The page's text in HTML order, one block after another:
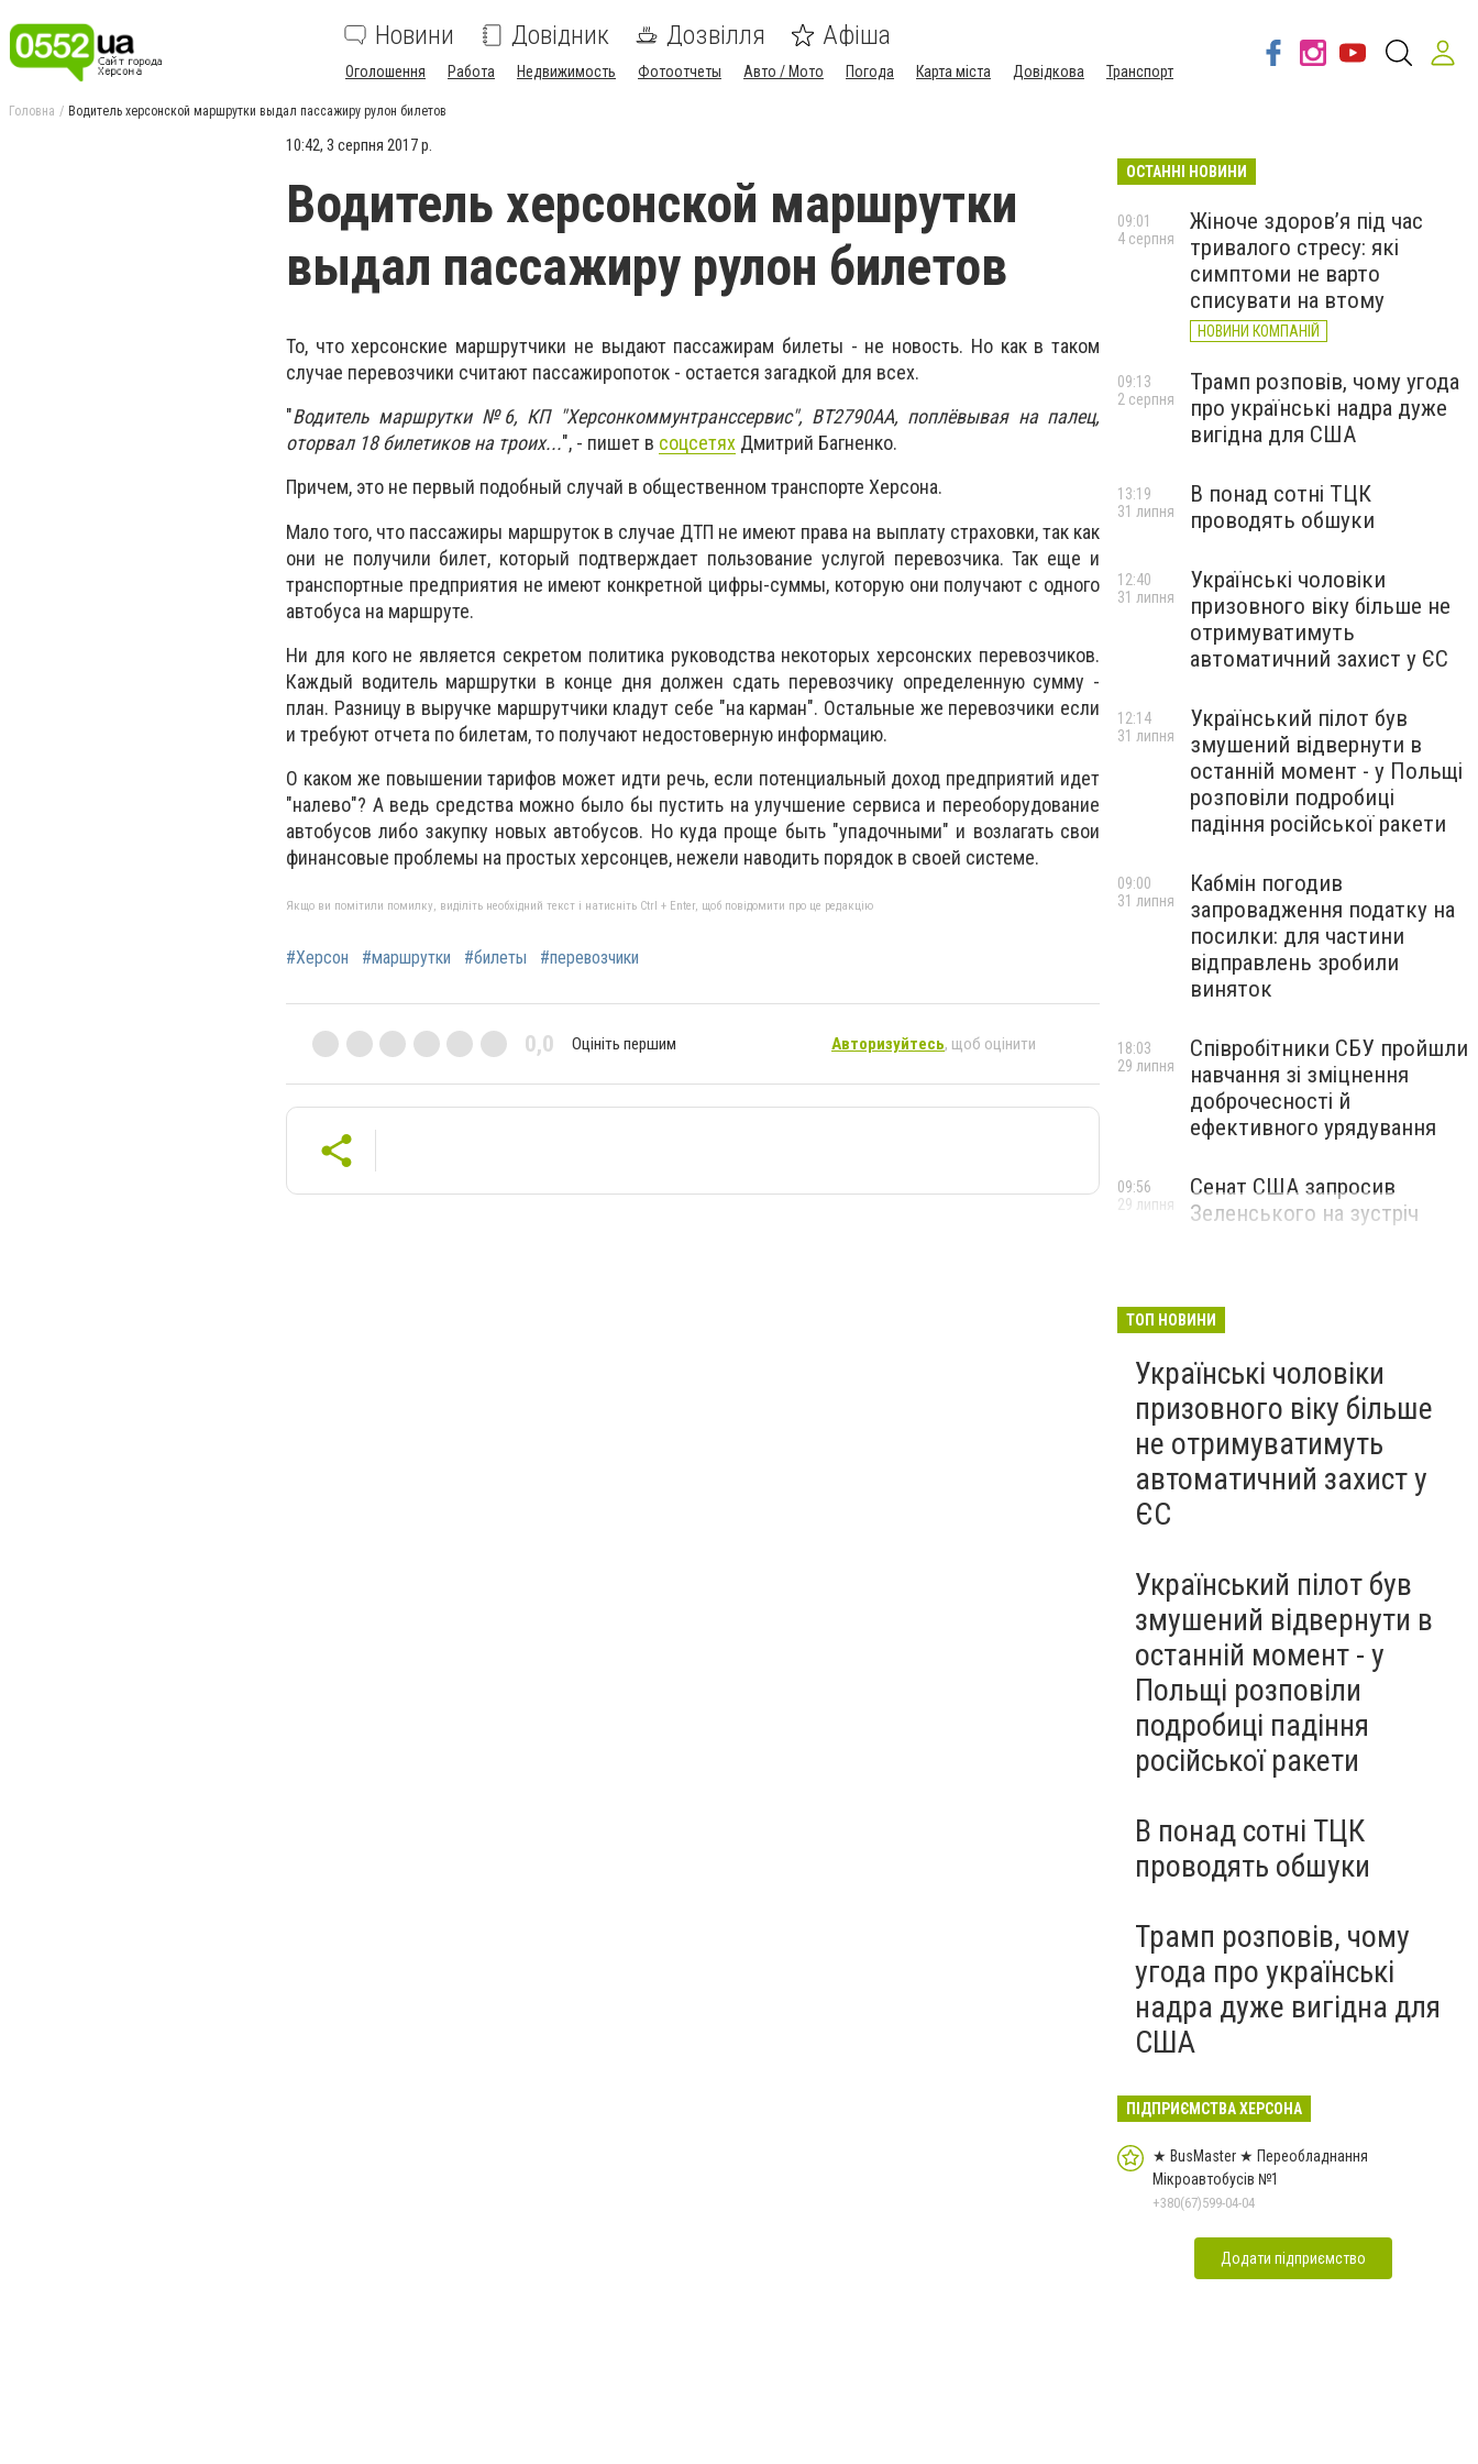
Новини Довідник Дозвілля Афіша
Оголошення Работа Недвижимость Фотоотчеты Авто / Мото Погода Карта міста Довідкова Транспорт
Головна Водитель херсонской маршрутки выдал пассажиру рулон билетов
10:42, 3 серпня 2017 р.
Водитель херсонской маршрутки
выдал пассажиру рулон билетов
То, что херсонские маршрутчики не выдают пассажирам билеты - не новость. Но как в таком
случае перевозчики считают пассажиропоток - остается загадкой для всех.
"Водитель маршрутки №6, КП "Херсонкоммунтранссервис", ВТ2790АА, поплёвывая на палец,
оторвал 18 билетиков на троих...", - пишет в соцсетях Дмитрий Багненко.
Причем, это не первый подобный случай в общественном транспорте Херсона.
Мало того, что пассажиры маршруток в случае ДТП не имеют права на выплату страховки, так как
они не получили билет, который подтверждает пользование услугой перевозчика. Так еще и
транспортные предприятия не имеют конкретной цифры-суммы, которую они получают с одного
автобуса на маршруте.
Ни для кого не является секретом политика руководства некоторых херсонских перевозчиков.
Каждый водитель маршрутки в конце дня должен сдать перевозчику определенную сумму -
план. Разницу в выручке маршрутчики кладут себе "на карман". Остальные же перевозчики если
и требуют отчета по билетам, то получают недостоверную информацию.
О каком же повышении тарифов может идти речь, если потенциальный доход предприятий идет
"налево"? А ведь средства можно было бы пустить на улучшение сервиса и переоборудование
автобусов либо закупку новых автобусов. Но куда проще быть "упадочными" и возлагать свои
финансовые проблемы на простых херсонцев, нежели наводить порядок в своей системе.
Якщо ви помітили помилку, виділіть необхідний текст і натисніть Ctrl + Enter, щоб повідомити про це редакцію
#Херсон #маршрутки #билеты #перевозчики
0,0 Оцініть першим Авторизуйтесь, щоб оцінити
ОСТАННІ НОВИНИ
Жіноче здоров’я під час
тривалого стресу: які
симптоми не варто
списувати на втому
НОВИНИ КОМПАНІЙ
09:01
4 серпня
Трамп розповів, чому угода
про українські надра дуже
вигідна для США
09:13
2 серпня
В понад сотні ТЦК
проводять обшуки
13:19
31 липня
Українські чоловіки
призовного віку більше не
отримуватимуть
автоматичний захист у ЄС
12:40
31 липня
Український пілот був
змушений відвернути в
останній момент - у Польщі
розповіли подробиці
падіння російської ракети
12:14
31 липня
Кабмін погодив
запровадження податку на
посилки: для частини
відправлень зробили
виняток
09:00
31 липня
Співробітники СБУ пройшли
навчання зі зміцнення
доброчесності й
ефективного урядування
18:03
29 липня
Сенат США запросив
Зеленського на зустріч
09:56
29 липня
ТОП НОВИНИ
Українські чоловіки
призовного віку більше
не отримуватимуть
автоматичний захист у
ЄС
Український пілот був
змушений відвернути в
останній момент - у
Польщі розповіли
подробиці падіння
російської ракети
В понад сотні ТЦК
проводять обшуки
Трамп розповів, чому
угода про українські
надра дуже вигідна для
США
ПІДПРИЄМСТВА ХЕРСОНА
★ BusMaster ★ Переобладнання
Мікроавтобусів №1
+380(67)599-04-04
Додати підприємство